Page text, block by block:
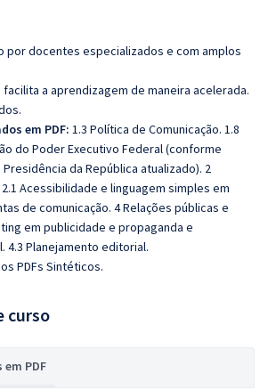
por docentes especializados e com amplos
a aprendizagem de maneira acelerada.
em PDF: 1.3 Política de Comunicação. 1.8
do Poder Executivo Federal (conforme
Presidência da República atualizado). 2
Acessibilidade e linguagem simples em
de comunicação. 4 Relações públicas e
em publicidade e propaganda e
4.3 Planejamento editorial.
PDFs Sintéticos.
curso
em PDF